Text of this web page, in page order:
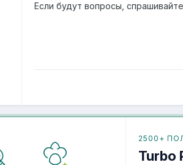
Если будут вопросы, спрашивайте
2500+
Turbo